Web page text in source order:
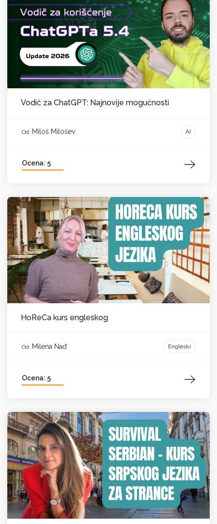
Vodič za ChatGPT: Najnovije mogućnosti
Od: Miloš Milošev AI
Ocena: 5
HoReCa kurs engleskog
Od: Milena Nađ Engleski
Ocena: 5